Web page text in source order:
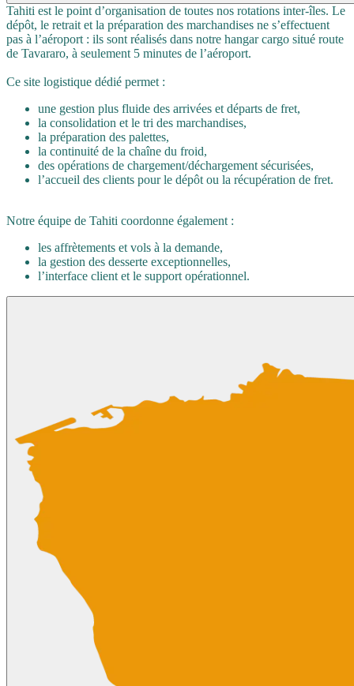
Tahiti est le point d’organisation de toutes nos rotations inter‑îles. Le
dépôt, le retrait et la préparation des marchandises ne s’effectuent
pas à l’aéroport : ils sont réalisés dans notre hangar cargo situé route
de Tavararo, à seulement 5 minutes de l’aéroport.
Ce site logistique dédié permet :
une gestion plus fluide des arrivées et départs de fret,
la consolidation et le tri des marchandises,
la préparation des palettes,
la continuité de la chaîne du froid,
des opérations de chargement/déchargement sécurisées,
l’accueil des clients pour le dépôt ou la récupération de fret.
Notre équipe de Tahiti coordonne également :
les affrètements et vols à la demande,
la gestion des desserte exceptionnelles,
l’interface client et le support opérationnel.